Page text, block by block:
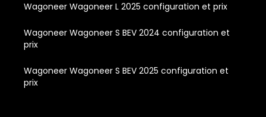
Wagoneer Wagoneer L 2025 configuration et prix
Wagoneer Wagoneer S BEV 2024 configuration et
prix
Wagoneer Wagoneer S BEV 2025 configuration et
prix